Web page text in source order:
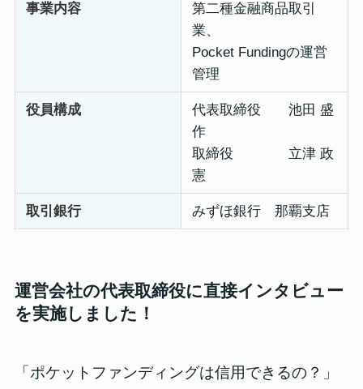
事業内容
第二種金融商品取引
業、
Pocket Fundingの運営
管理
役員構成
代表取締役 池田 盛
作
取締役 立津 政
憲
取引銀行 みずほ銀行 那覇支店
運営会社の代表取締役に直接インタビュー
を実施しました！
「ポケットファンディングは信用できるの？」